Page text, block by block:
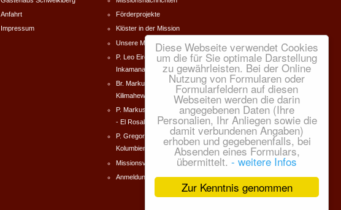
Zur Kenntnis genommen
Diese Webseite verwendet Cookies
um die für Sie optimale Darstellung
zu gewährleisten. Bei der Online
Nutzung von Formularen oder
Formularfeldern auf diesen
Webseiten werden die darin
angegebenen Daten (Ihre
Personalien, Ihr Anliegen sowie die
damit verbundenen Angaben)
erhoben und gegebenenfalls, bei
Absenden eines Formulars,
übermittelt. - weitere Infos
Anfahrt
Impressum
Förderprojekte
Klöster in der Mission
Unsere Missionare
P. Leo Eireiner Südafrika -
Inkamana
Br. Markus Forster Tanzania -
Kilimahewa
P. Markus Dworschak Kolumbien
- El Rosal
P. Gregor Norbert Zeilinger
Kolumbien - El Rosal
Missionsverein e.V.
Anmeldung